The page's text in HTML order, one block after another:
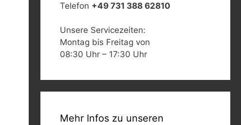
Telefon +49 731 388 62810
Unsere Servicezeiten:
Montag bis Freitag von
08:30 Uhr – 17:30 Uhr
Mehr Infos zu unseren